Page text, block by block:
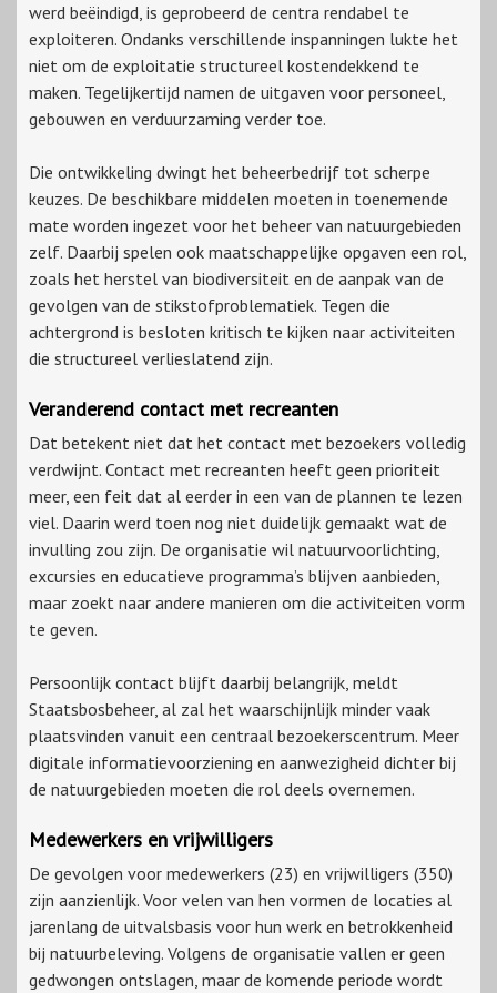
werd beëindigd, is geprobeerd de centra rendabel te
exploiteren. Ondanks verschillende inspanningen lukte het
niet om de exploitatie structureel kostendekkend te
maken. Tegelijkertijd namen de uitgaven voor personeel,
gebouwen en verduurzaming verder toe.
Die ontwikkeling dwingt het beheerbedrijf tot scherpe
keuzes. De beschikbare middelen moeten in toenemende
mate worden ingezet voor het beheer van natuurgebieden
zelf. Daarbij spelen ook maatschappelijke opgaven een rol,
zoals het herstel van biodiversiteit en de aanpak van de
gevolgen van de stikstofproblematiek. Tegen die
achtergrond is besloten kritisch te kijken naar activiteiten
die structureel verlieslatend zijn.
Veranderend contact met recreanten
Dat betekent niet dat het contact met bezoekers volledig
verdwijnt. Contact met recreanten heeft geen prioriteit
meer, een feit dat al eerder in een van de plannen te lezen
viel. Daarin werd toen nog niet duidelijk gemaakt wat de
invulling zou zijn. De organisatie wil natuurvoorlichting,
excursies en educatieve programma’s blijven aanbieden,
maar zoekt naar andere manieren om die activiteiten vorm
te geven.
Persoonlijk contact blijft daarbij belangrijk, meldt
Staatsbosbeheer, al zal het waarschijnlijk minder vaak
plaatsvinden vanuit een centraal bezoekerscentrum. Meer
digitale informatievoorziening en aanwezigheid dichter bij
de natuurgebieden moeten die rol deels overnemen.
Medewerkers en vrijwilligers
De gevolgen voor medewerkers (23) en vrijwilligers (350)
zijn aanzienlijk. Voor velen van hen vormen de locaties al
jarenlang de uitvalsbasis voor hun werk en betrokkenheid
bij natuurbeleving. Volgens de organisatie vallen er geen
gedwongen ontslagen, maar de komende periode wordt